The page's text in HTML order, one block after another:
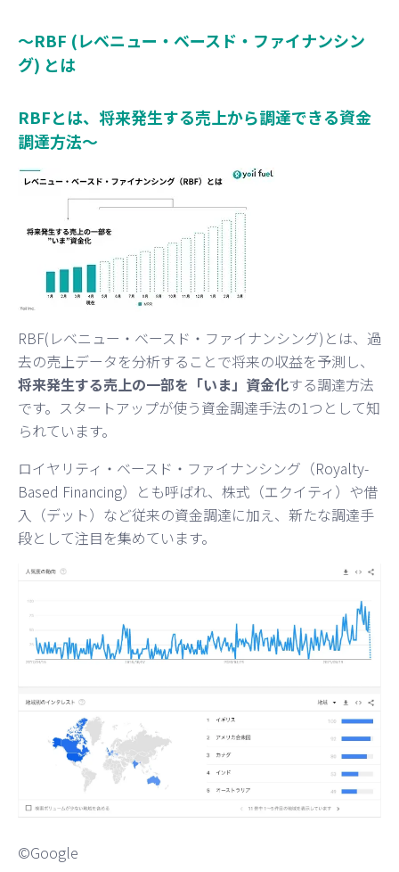
〜RBF (レベニュー・ベースド・ファイナンシン
グ) とは
RBFとは、将来発生する売上から調達できる資金
調達方法〜
RBF(レベニュー・ベースド・ファイナンシング)とは、過
去の売上データを分析することで将来の収益を予測し、
将来発生する売上の一部を「いま」資金化する調達方法
です。スタートアップが使う資金調達手法の1つとして知
られています。
ロイヤリティ・ベースド・ファイナンシング（Royalty-
Based Financing）とも呼ばれ、株式（エクイティ）や借
入（デット）など従来の資金調達に加え、新たな調達手
段として注目を集めています。
©︎Google